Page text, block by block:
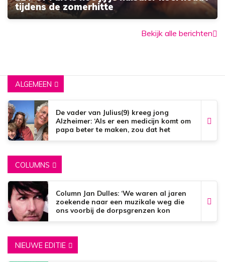
tijdens de zomerhitte
Bekijk alle berichten
ALGEMEEN
De vader van Julius(9) kreeg jong
Alzheimer: ‘Als er een medicijn komt om
papa beter te maken, zou dat het
COLUMNS
Column Jan Dulles: ‘We waren al jaren
zoekende naar een muzikale weg die
ons voorbij de dorpsgrenzen kon
NIEUWE EDITIE